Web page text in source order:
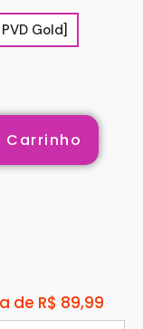
Gold]
Carrinho
de R$ 89,99